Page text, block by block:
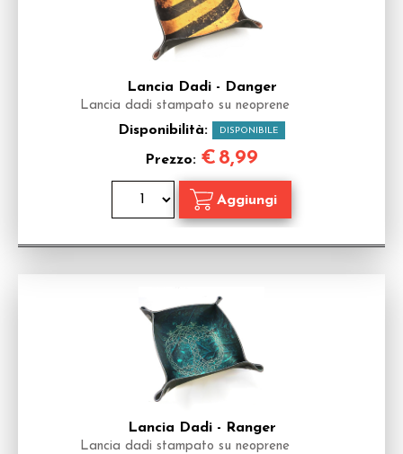
Lancia Dadi - Danger
Lancia dadi stampato su neoprene
Disponibilità: DISPONIBILE
Prezzo: € 8,99
Lancia Dadi - Ranger
Lancia dadi stampato su neoprene